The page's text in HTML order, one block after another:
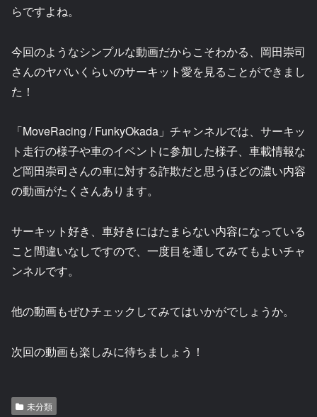
らですよね。
今回のようなシンプルな動画だからこそわかる、岡田崇司
さんのヤバいくらいのサーキット愛を見ることができまし
た！
「MoveRacing / FunkyOkada」チャンネルでは、サーキッ
ト走行の様子や車のイベントに参加した様子、車載情報な
ど岡田崇司さんの車に対する詐欺だと思うほどの濃い内容
の動画がたくさんあります。
サーキット好き、車好きにはたまらない内容になっている
こと間違いなしですので、一度目を通してみてもよいチャ
ンネルです。
他の動画もぜひチェックしてみてはいかがでしょうか。
次回の動画も楽しみに待ちましょう！
未分類